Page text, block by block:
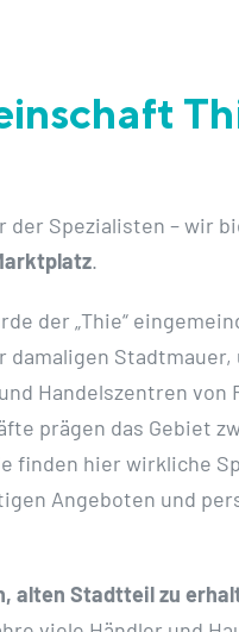
der Spezialisten – wir
.
der „Thie“
damaligen
Handelszentren von
prägen das Gebiet
finden hier wirkliche
Angeboten und
alten Stadtteil zu